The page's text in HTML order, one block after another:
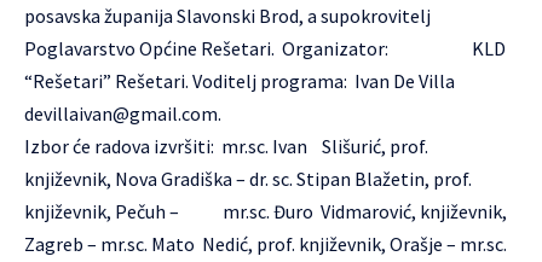
posavska županija Slavonski Brod, a supokrovitelj
Poglavarstvo Općine Rešetari. Organizator: KLD
“Rešetari” Rešetari. Voditelj programa: Ivan De Villa
devillaivan@gmail.com.
Izbor će radova izvršiti: mr.sc. Ivan Slišurić, prof.
književnik, Nova Gradiška – dr. sc. Stipan Blažetin, prof.
književnik, Pečuh – mr.sc. Đuro Vidmarović, književnik,
Zagreb – mr.sc. Mato Nedić, prof. književnik, Orašje – mr.sc.